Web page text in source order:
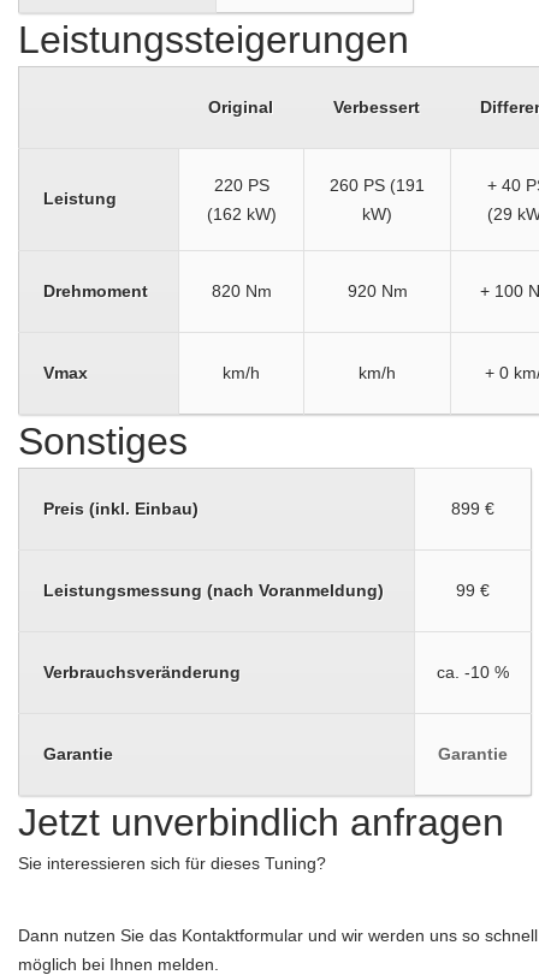
Leistungssteigerungen
Original Verbessert
Leistung
220 PS
(162 kW)
260 PS (191
kW)
+ 40
(29
Drehmoment 820 Nm 920 Nm + 100
Vmax km/h km/h + 0
Sonstiges
Preis (inkl. Einbau) 899 €
Leistungsmessung (nach Voranmeldung) 99 €
Verbrauchsveränderung ca. -10 %
Garantie Garantie
Jetzt unverbindlich anfragen
Sie interessieren sich für dieses Tuning?
Dann nutzen Sie das Kontaktformular und wir werden uns so
möglich bei Ihnen melden.